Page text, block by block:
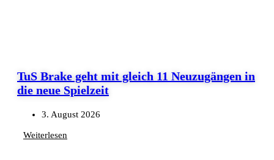
TuS Brake geht mit gleich 11 Neuzugängen in
die neue Spielzeit
3. August 2026
Weiterlesen